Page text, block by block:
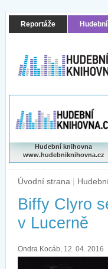
Reportáže
Hudební knihovna
www.hudebniknihovna.cz
Úvodní strana |
Biffy Clyro
v Lucerně
Ondra Kocáb, 12. 04. 2016